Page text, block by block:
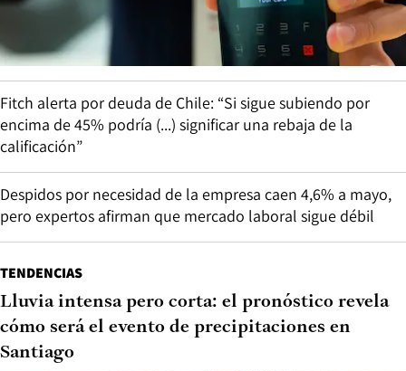
Fitch alerta por deuda de Chile: “Si sigue subiendo por
encima de 45% podría (...) significar una rebaja de la
calificación”
Despidos por necesidad de la empresa caen 4,6% a mayo,
pero expertos afirman que mercado laboral sigue débil
TENDENCIAS
Lluvia intensa pero corta: el pronóstico revela
cómo será el evento de precipitaciones en
Santiago